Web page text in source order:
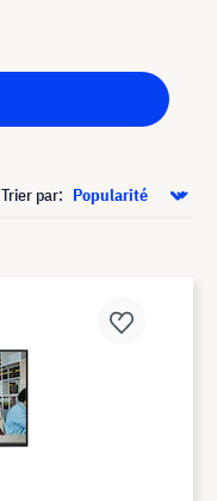
Trier par: